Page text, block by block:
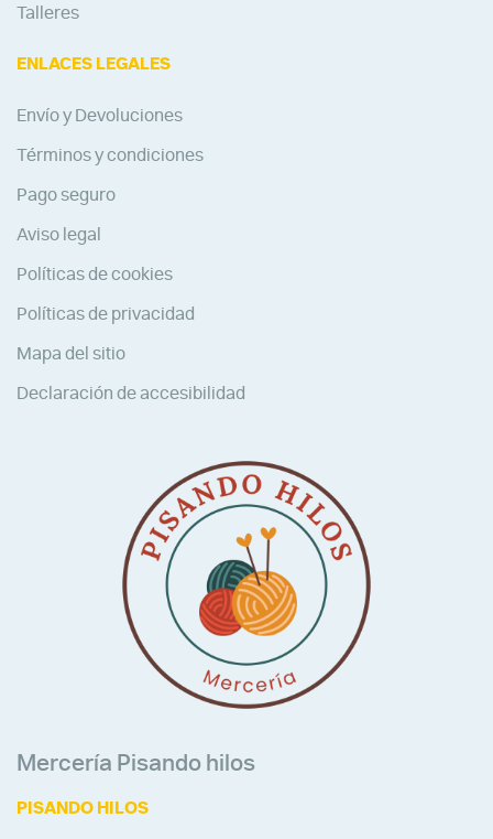
Talleres
ENLACES LEGALES
Envío y Devoluciones
Términos y condiciones
Pago seguro
Aviso legal
Políticas de cookies
Políticas de privacidad
Mapa del sitio
Declaración de accesibilidad
Mercería Pisando hilos
PISANDO HILOS